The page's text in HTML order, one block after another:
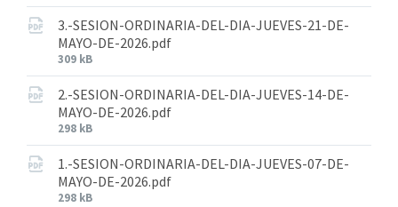
3.-SESION-ORDINARIA-DEL-DIA-JUEVES-21-DE-
MAYO-DE-2026.pdf
309 kB
2.-SESION-ORDINARIA-DEL-DIA-JUEVES-14-DE-
MAYO-DE-2026.pdf
298 kB
1.-SESION-ORDINARIA-DEL-DIA-JUEVES-07-DE-
MAYO-DE-2026.pdf
298 kB